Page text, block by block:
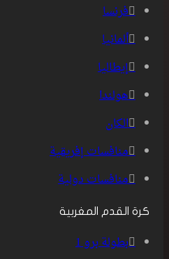
فرنسا
ألمانيا
إيطاليا
هولندا
الكان
منافسات إفريقية
منافسات دولية
كرة القدم المغربية
بطولة برو 1